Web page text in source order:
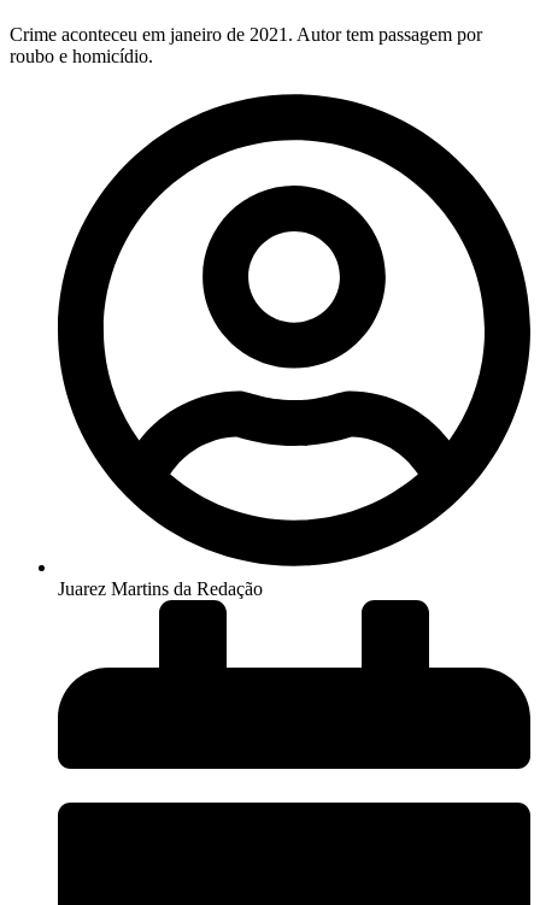
Crime aconteceu em janeiro de 2021. Autor tem passagem por
roubo e homicídio.
Juarez Martins da Redação